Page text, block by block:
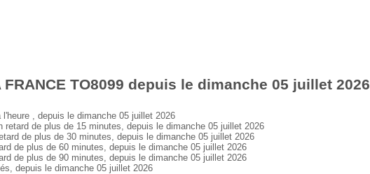
TO8099 depuis le dimanche 05 juillet 2026
, depuis le dimanche 05 juillet 2026
de plus de 15 minutes, depuis le dimanche 05 juillet 2026
de plus de 30 minutes, depuis le dimanche 05 juillet 2026
de plus de 60 minutes, depuis le dimanche 05 juillet 2026
de plus de 90 minutes, depuis le dimanche 05 juillet 2026
depuis le dimanche 05 juillet 2026